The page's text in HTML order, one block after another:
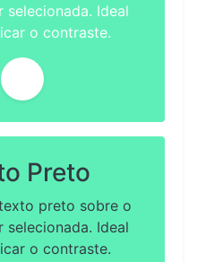
selecionada. Ideal
o contraste.
Preto
preto sobre o
selecionada. Ideal
o contraste.